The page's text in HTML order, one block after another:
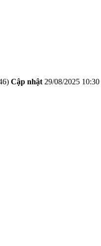
Cập nhật 29/08/2025 10:30